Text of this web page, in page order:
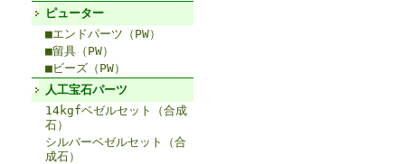
ピューター
■エンドパーツ（PW）
■留具（PW）
■ビーズ（PW）
人工宝石パーツ
14kgfベゼルセット（合成
石）
シルバーベゼルセット（合
成石）